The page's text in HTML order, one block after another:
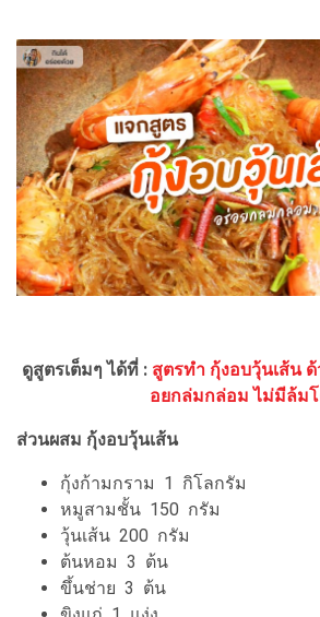
ดูสูตรเต็มๆ ได้ที่ : สูตรทำ กุ้งอบวุ้นเส้น
อยกล่มกล่อม ไม่มีล้ม
ส่วนผสม กุ้งอบวุ้นเส้น
กุ้งก้ามกราม 1 กิโลกรัม
หมูสามชั้น 150 กรัม
วุ้นเส้น 200 กรัม
ต้นหอม 3 ต้น
ขึ้นช่าย 3 ต้น